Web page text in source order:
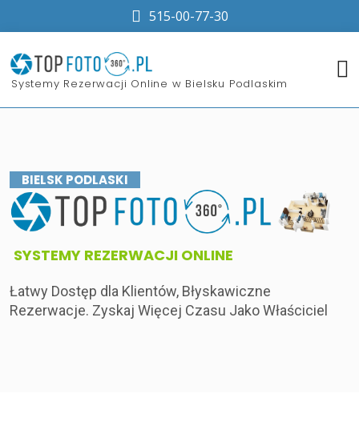
515-00-77-30
​Systemy Rezerwacji Online w Bielsku Podlaskim
BIELSK PODLASKI
​SYSTEMY REZERWACJI ONLINE
Łatwy Dostęp dla Klientów, Błyskawiczne
Rezerwacje. Zyskaj Więcej Czasu Jako Właściciel